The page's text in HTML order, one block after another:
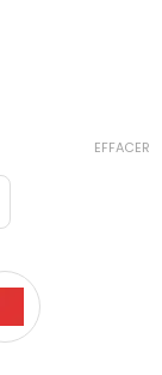
EFFACER